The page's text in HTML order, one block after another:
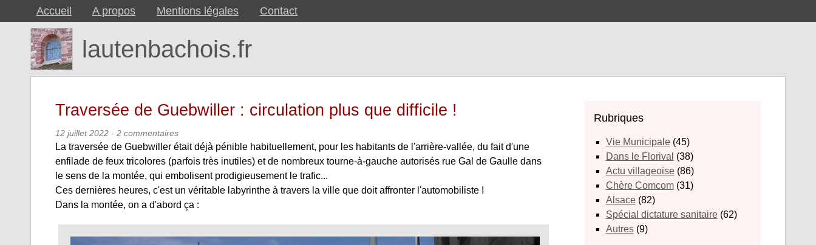
Accueil A propos Mentions légales Contact
lautenbachois.fr
Traversée de Guebwiller : circulation plus que difficile !
12 juillet 2022 - 2 commentaires
La traversée de Guebwiller était déjà pénible habituellement, pour les habitants de l'arrière-vallée, du fait d'une
enfilade de feux tricolores (parfois très inutiles) et de nombreux tourne-à-gauche autorisés rue Gal de Gaulle dans
le sens de la montée, qui embolisent prodigieusement le trafic...
Ces dernières heures, c'est un véritable labyrinthe à travers la ville que doit affronter l'automobiliste !
Dans la montée, on a d'abord ça :
Rubriques
Vie Municipale(45)
Dans le Florival (38)
Actu villageoise(86)
Chère Comcom(31)
Alsace(82)
Spécial dictature sanitaire(62)
Autres(9)